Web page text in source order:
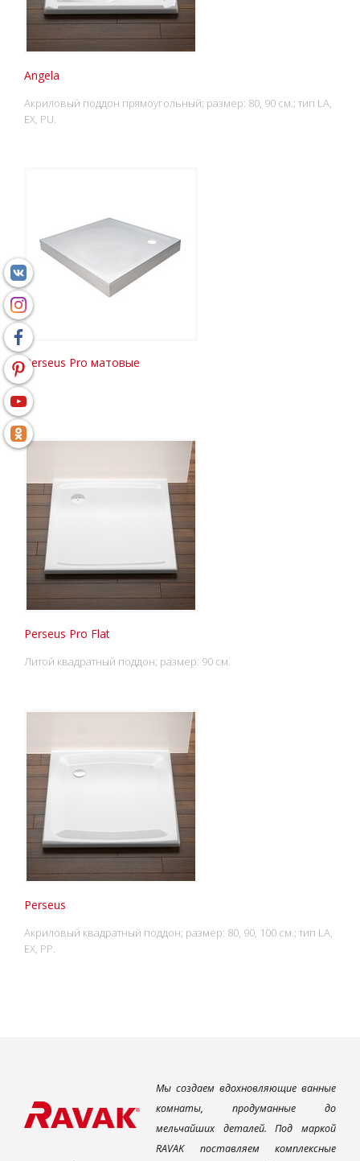
Angela
Акриловый поддон прямоугольный; размер: 80, 90 см.; тип LA,
EX, PU.
Perseus Pro матовые
Perseus Pro Flat
Литой квадратный поддон; размер: 90 см.
Perseus
Акриловый квадратный поддон; размер: 80, 90, 100 см.; тип LA,
EX, PP.
Мы создаем вдохновляющие ванные
комнаты, продуманные до
мельчайших деталей. Под маркой
RAVAK поставляем комплексные